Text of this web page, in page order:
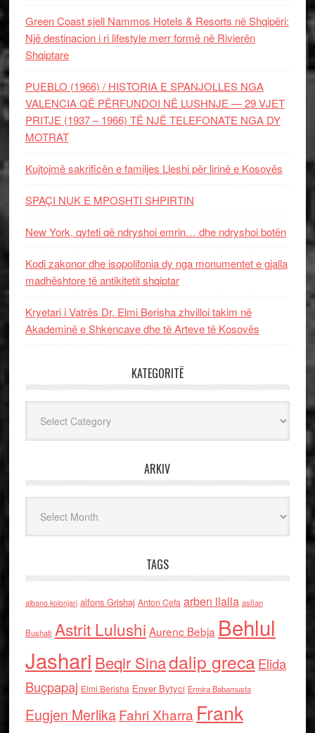
Green Coast sjell Nammos Hotels & Resorts në Shqipëri:
Një destinacion i ri lifestyle merr formë në Rivierën
Shqiptare
PUEBLO (1966) / HISTORIA E SPANJOLLES NGA
VALENCIA QË PËRFUNDOI NË LUSHNJE — 29 VJET
PRITJE (1937 – 1966) TË NJË TELEFONATE NGA DY
MOTRAT
Kujtojmë sakrificën e familjes Lleshi për lirinë e Kosovës
SPAÇI NUK E MPOSHTI SHPIRTIN
New York, qyteti që ndryshoi emrin… dhe ndryshoi botën
Kodi zakonor dhe isopolifonia dy nga monumentet e gjalla
madhështore të antikitetit shqiptar
Kryetari i Vatrës Dr. Elmi Berisha zhvilloi takim në
Akademinë e Shkencave dhe të Arteve të Kosovës
KATEGORITË
ARKIV
TAGS
albano kolonjari alfons Grishaj Anton Cefa arben llalla asllan
Bushati Astrit Lulushi Aurenc Bebja Behlul
Jashari Beqir Sinadalip grecaElida
Buçpapaj Elmi Berisha Enver Bytyci Ermira Babamusta
Eugjen MerlikaFahri Xharra Frank